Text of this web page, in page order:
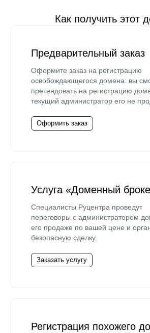
Как получить этот
Предварительный заказ
Оформите заказ на регистрацию
освобождающегося домена: вы
претендовать на регистрацию
текущий администратор его не
Оформить заказ
Услуга «Доменный
Специалисты Руцентра проведут
переговоры с администратором
его продаже по вашей цене и
безопасную сделку.
Заказать услугу
Регистрация похожего